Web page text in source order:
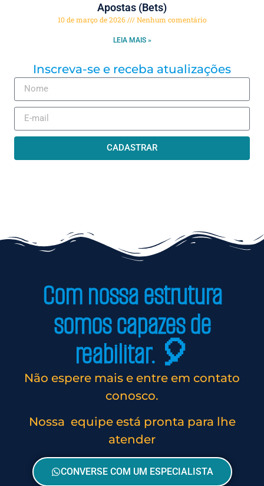
Apostas (Bets)
10 de março de 2026 Nenhum comentário
LEIA MAIS »
Inscreva-se e receba atualizações
CADASTRAR
Com nossa estrutura
somos capazes de
reabilitar. 🎈
Não espere mais e entre em contato
conosco.
Nossa equipe está pronta para lhe
atender
CONVERSE COM UM ESPECIALISTA